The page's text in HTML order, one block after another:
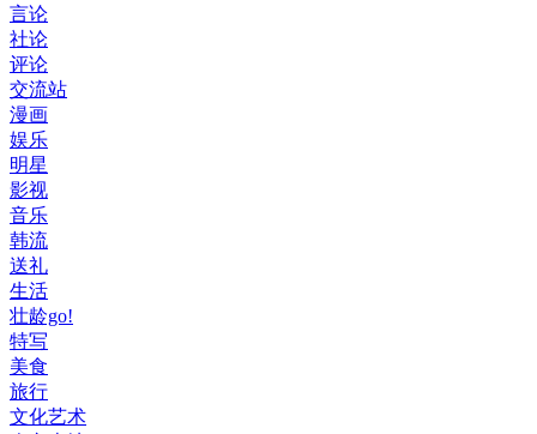
言论
社论
评论
交流站
漫画
娱乐
明星
影视
音乐
韩流
送礼
生活
壮龄go!
特写
美食
旅行
文化艺术